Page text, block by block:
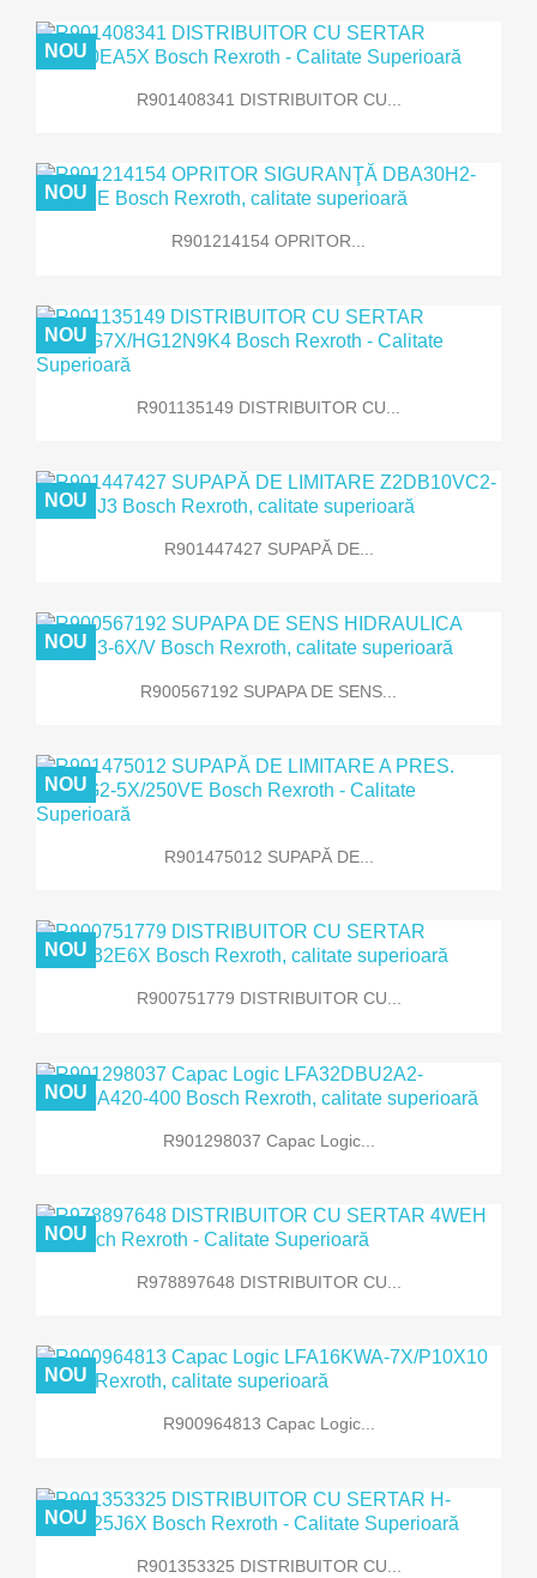
R901408341 DISTRIBUITOR CU...
NOU
R901214154 OPRITOR...
NOU
R901135149 DISTRIBUITOR CU...
NOU
R901447427 SUPAPĂ DE...
NOU
R900567192 SUPAPA DE SENS...
NOU
R901475012 SUPAPĂ DE...
NOU
R900751779 DISTRIBUITOR CU...
NOU
R901298037 Capac Logic...
NOU
R978897648 DISTRIBUITOR CU...
NOU
R900964813 Capac Logic...
NOU
R901353325 DISTRIBUITOR CU...
NOU